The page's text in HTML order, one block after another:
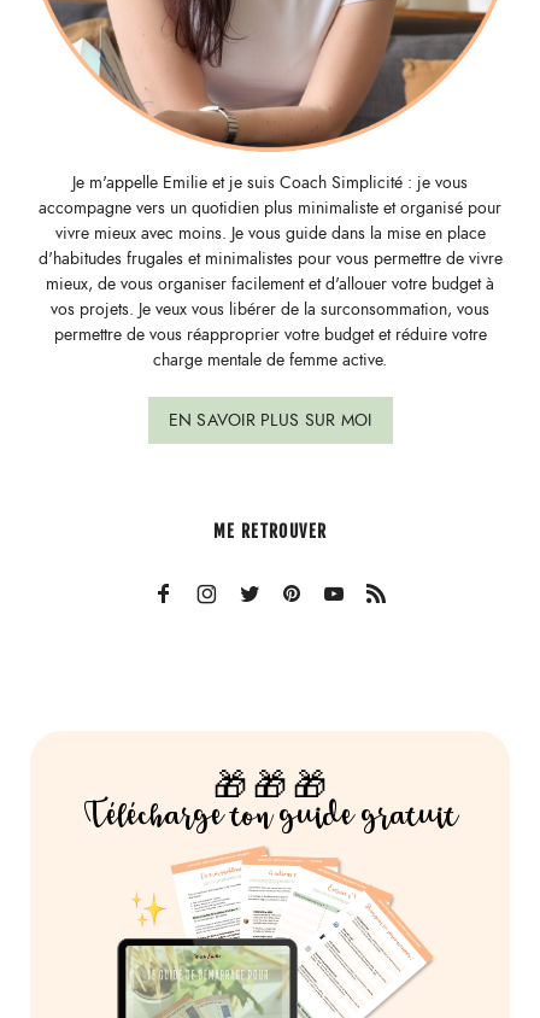
Je m'appelle Emilie et je suis Coach Simplicité : je vous
accompagne vers un quotidien plus minimaliste et organisé pour
vivre mieux avec moins. Je vous guide dans la mise en place
d'habitudes frugales et minimalistes pour vous permettre de vivre
mieux, de vous organiser facilement et d'allouer votre budget à
vos projets. Je veux vous libérer de la surconsommation, vous
permettre de vous réapproprier votre budget et réduire votre
charge mentale de femme active.
EN SAVOIR PLUS SUR MOI
ME RETROUVER